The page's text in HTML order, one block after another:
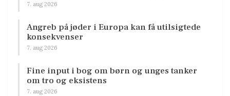
7. aug 2026
Angreb på jøder i Europa kan få utilsigtede
konsekvenser
7. aug 2026
Fine input i bog om børn og unges tanker
om tro og eksistens
7. aug 2026